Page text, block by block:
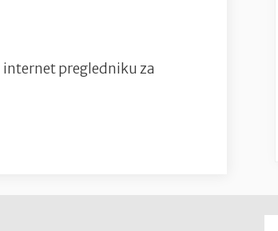
pregledniku za